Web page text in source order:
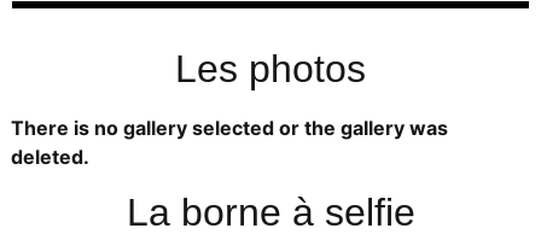
Les photos
There is no gallery selected or the gallery was
deleted.
La borne à selfie